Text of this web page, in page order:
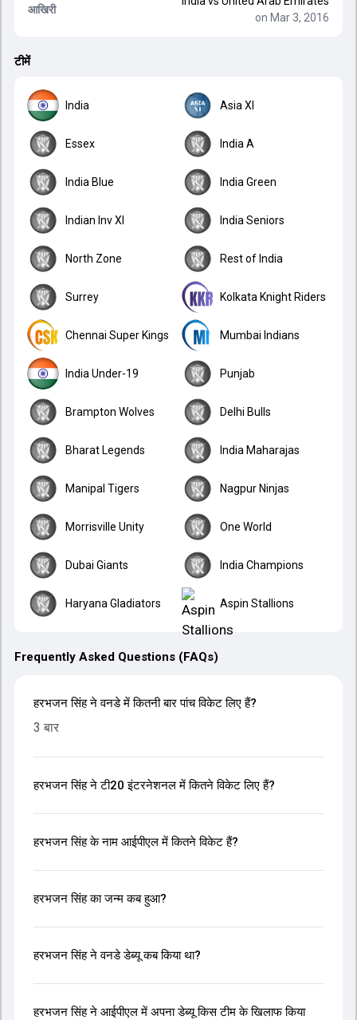
आखिरी
on Mar 3, 2016
टीमें
India Asia XI
Essex India A
India Blue India Green
Indian Inv XI India Seniors
North Zone Rest of India
Surrey Kolkata Knight Riders
Chennai Super Kings Mumbai Indians
India Under-19 Punjab
Brampton Wolves Delhi Bulls
Bharat Legends India Maharajas
Manipal Tigers Nagpur Ninjas
Morrisville Unity One World
Dubai Giants India Champions
Haryana Gladiators Aspin Stallions
Frequently Asked Questions (FAQs)
हरभजन सिंह ने वनडे में कितनी बार पांच विकेट लिए हैं?
3 बार
हरभजन सिंह ने टी20 इंटरनेशनल में कितने विकेट लिए हैं?
हरभजन सिंह के नाम आईपीएल में कितने विकेट हैं?
हरभजन सिंह का जन्म कब हुआ?
हरभजन सिंह ने वनडे डेब्यू कब किया था?
हरभजन सिंह ने आईपीएल में अपना डेब्यू किस टीम के खिलाफ किया